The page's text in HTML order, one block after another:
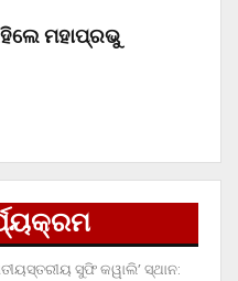
ମହାପ୍ରଭୁ
ସୁଫି କୱାଲି’ ସ୍ଥାନ: